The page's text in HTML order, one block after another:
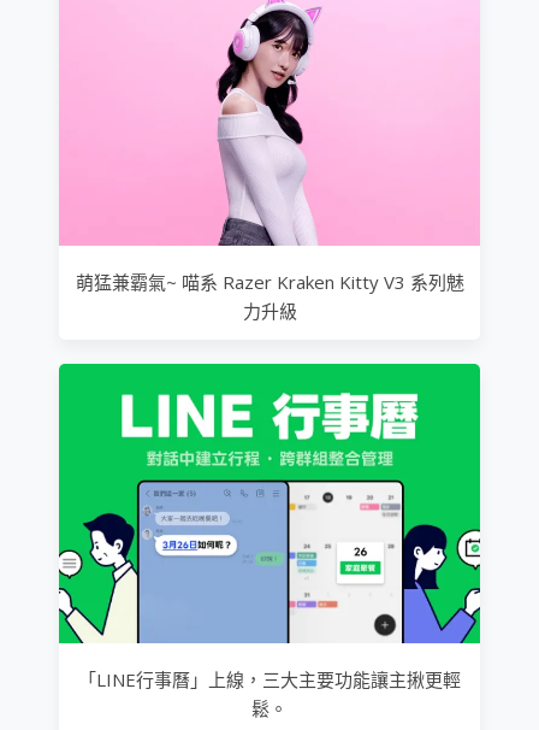
萌猛兼霸氣~ 喵系 Razer Kraken Kitty V3 系列魅
力升級
「LINE行事曆」上線，三大主要功能讓主揪更輕
鬆。